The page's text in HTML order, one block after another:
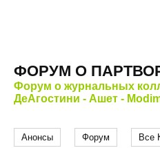
ФОРУМ О
Форум о журнальных
ДеАгостини - Ашет -
Анонсы Форум Все